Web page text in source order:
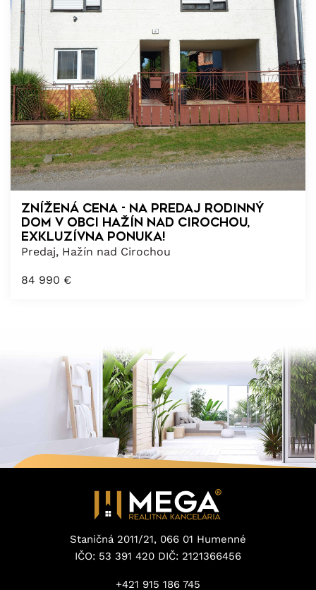
Znížená cena - Na predaj rodinný
dom v obci Hažín nad Cirochou,
exkluzívna ponuka!
Predaj, Hažín nad Cirochou
84 990 €
Staničná 2011/21, 066 01 Humenné
IČO: 53 391 420 DIČ: 2121366456
+421 915 186 745